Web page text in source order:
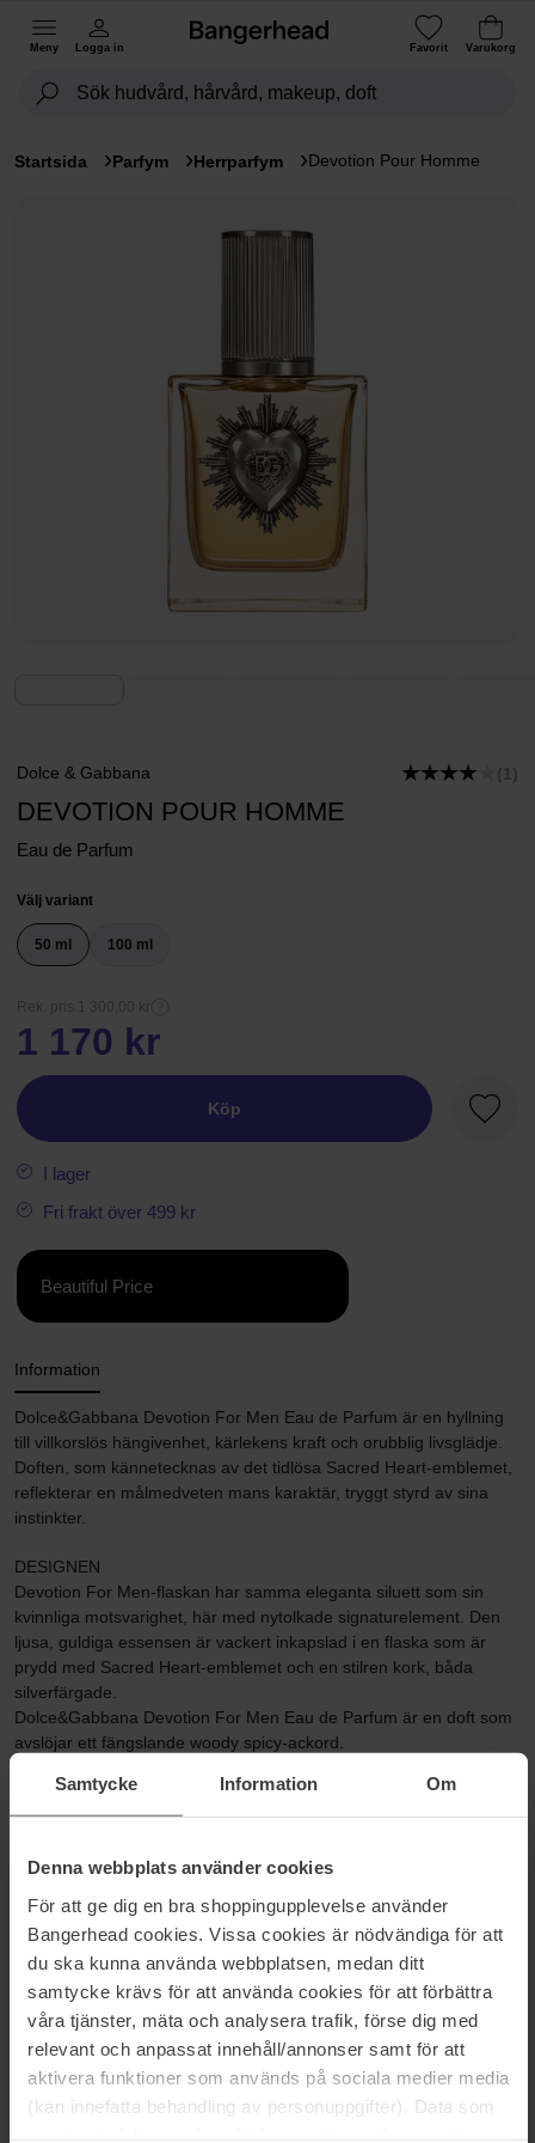
Samtycke Information Om
Denna webbplats använder cookies
För att ge dig en bra shoppingupplevelse använder
Bangerhead cookies. Vissa cookies är nödvändiga för att
du ska kunna använda webbplatsen, medan ditt
samtycke krävs för att använda cookies för att förbättra
våra tjänster, mäta och analysera trafik, förse dig med
relevant och anpassat innehåll/annonser samt för att
aktivera funktioner som används på sociala medier media
(kan innefatta behandling av personuppgifter). Data som
Meny Logga in Favorit Varukorg
Startsida Parfym Herrparfym Devotion Pour Homme
Dolce & Gabbana (1)
DEVOTION POUR HOMME
Eau de Parfum
Välj variant
50 ml 100 ml
Rek. pris 1 300,00 kr
1 170 kr
Köp
I lager
Fri frakt över 499 kr
Beautiful Price
Information
Dolce&Gabbana Devotion For Men Eau de Parfum är en hyllning
till villkorslös hängivenhet, kärlekens kraft och orubblig livsglädje.
Doften, som kännetecknas av det tidlösa Sacred Heart-emblemet,
reflekterar en målmedveten mans karaktär, tryggt styrd av sina
instinkter.
DESIGNEN
Devotion For Men-flaskan har samma eleganta siluett som sin
kvinnliga motsvarighet, här med nytolkade signaturelement. Den
ljusa, guldiga essensen är vackert inkapslad i en flaska som är
prydd med Sacred Heart-emblemet och en stilren kork, båda
silverfärgade.
Dolce&Gabbana Devotion For Men Eau de Parfum är en doft som
avslöjar ett fängslande woody spicy-ackord.
TOPP
I hjärtat väcks kaffets kryddiga och uppiggande essens till liv.
BAS
Patchouli ger en jordnära touch av karaktär och djup.
Citron: fräsch och syrlig
Kaffe: kryddigt och uppiggande
Patchouli: jordnära och djup
Doftfamilj: Woody Spice